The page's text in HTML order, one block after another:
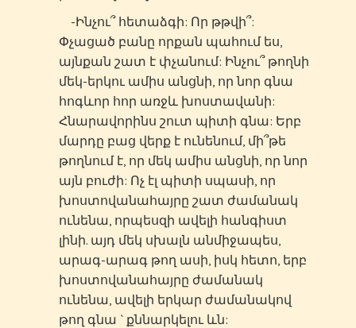
-Ինչու՞ հետաձգի: Որ թթվի՞:
Փչացած բանը որքան պահում ես,
այնքան շատ է փչանում: Ինչու՞ թողնի
մեկ-երկու ամիս անցնի, որ նոր գնա
հոգևոր հոր առջև խոստավանի:
Հնարավորինս շուտ պիտի գնա: Երբ
մարդը բաց վերք է ունենում, մի՞թե
թողնում է, որ մեկ ամիս անցնի, որ նոր
այն բուժի: Ոչ էլ պիտի սպասի, որ
խոստովանահայրը շատ ժամանակ
ունենա, որպեսզի ավելի հանգիստ
լինի. այդ մեկ սխալն անմիջապես,
արագ-արագ թող ասի, իսկ հետո, երբ
խոստովանահայրը ժամանակ
ունենա, ավելի երկար ժամանակով
թող գնա ` քննարկելու ևն: